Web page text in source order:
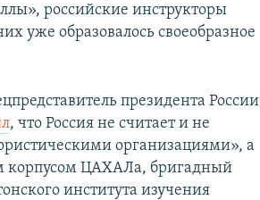
российские инструкторы
уже образовалось своеобразное
президента России
, что Россия не считает и не
организациями», а
ЦАХАЛа, бригадный
института изучения